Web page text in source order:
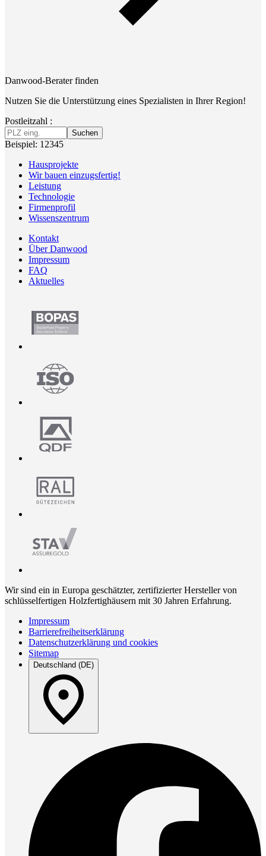
Danwood-Berater finden
Nutzen Sie die Unterstützung eines Spezialisten in Ihrer Region!
Postleitzahl :
Suchen
Beispiel: 12345
Hausprojekte
Wir bauen einzugsfertig!
Leistung
Technologie
Firmenprofil
Wissenszentrum
Kontakt
Über Danwood
Impressum
FAQ
Aktuelles
Wir sind ein in Europa geschätzter, zertifizierter Hersteller von
schlüsselfertigen Holzfertighäusern mit 30 Jahren Erfahrung.
Impressum
Barrierefreiheitserklärung
Datenschutzerklärung und cookies
Sitemap
Deutschland (DE)